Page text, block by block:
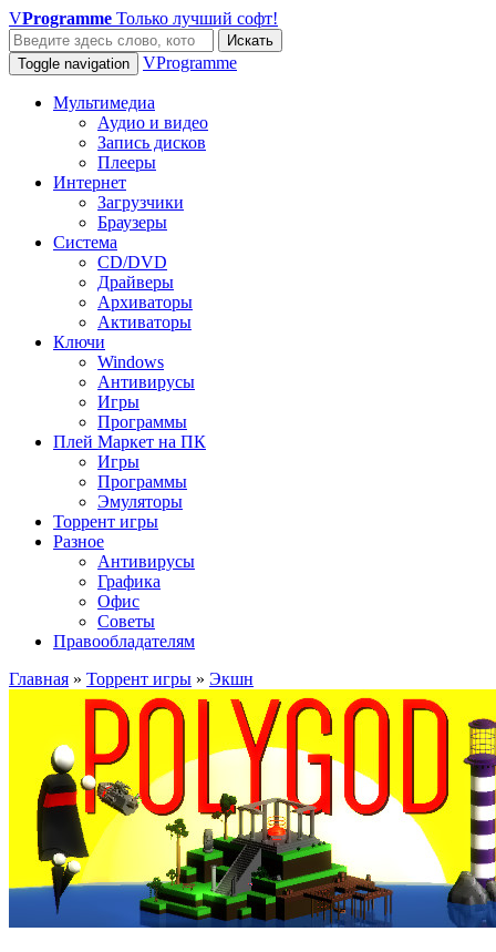
VProgramme Только лучший софт!
Искать
Toggle navigation
VProgramme
Мультимедиа
Аудио и видео
Запись дисков
Плееры
Интернет
Загрузчики
Браузеры
Система
CD/DVD
Драйверы
Архиваторы
Активаторы
Ключи
Windows
Антивирусы
Игры
Программы
Плей Маркет на ПК
Игры
Программы
Эмуляторы
Торрент игры
Разное
Антивирусы
Графика
Офис
Советы
Правообладателям
Главная » Торрент игры » Экшн